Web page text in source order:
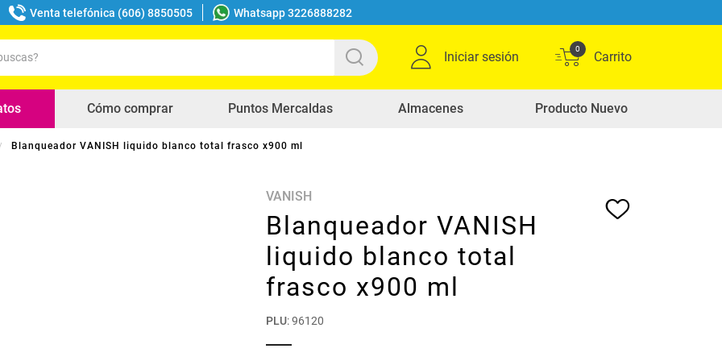
Venta telefónica (606) 8850505 Whatsapp 3226888282
Iniciar sesión
0
Cómo comprar Puntos Mercaldas Almacenes Producto Nuevo
Blanqueador VANISH liquido blanco total frasco x900 ml
VANISH
Blanqueador VANISH
liquido blanco total
frasco x900 ml
PLU:96120
buscados